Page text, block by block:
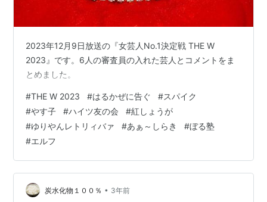
2023年12月9日放送の『女芸人No.1決定戦 THE W
2023』です。6人の審査員の入れた芸人とコメントをま
とめました。
#THE W 2023 #はるかぜに告ぐ #スパイク
#やす子 #ハイツ友の会 #紅しょうが
#ゆりやんレトリィバァ #あぁ～しらき #ぼる塾
#エルフ
炭水化物１００％ • 3年前